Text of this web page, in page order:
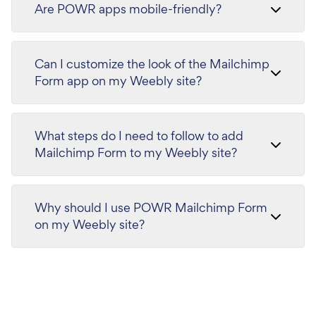
Are POWR apps mobile-friendly?
Can I customize the look of the Mailchimp
Form app on my Weebly site?
What steps do I need to follow to add
Mailchimp Form to my Weebly site?
Why should I use POWR Mailchimp Form
on my Weebly site?